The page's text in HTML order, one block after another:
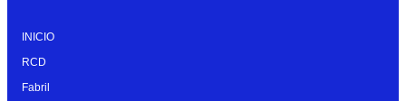
INICIO
RCD
Fabril